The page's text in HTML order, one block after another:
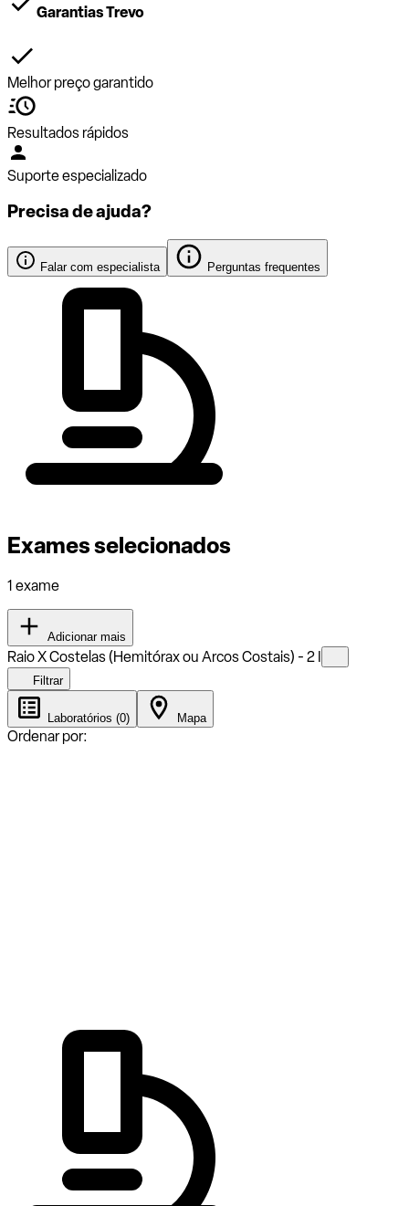
Garantias Trevo
Melhor preço garantido
Resultados rápidos
Suporte especializado
Precisa de ajuda?
Falar com especialista Perguntas frequentes
Exames selecionados
1 exame
Adicionar mais
Raio X Costelas (Hemitórax ou Arcos Costais) - 2 I
Filtrar
Laboratórios (0) Mapa
Ordenar por: